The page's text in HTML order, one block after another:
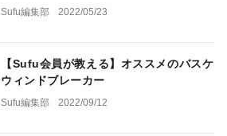
Sufu編集部 2022/05/23
【Sufu会員が教える】オススメのバスケ
ウィンドブレーカー
Sufu編集部 2022/09/12